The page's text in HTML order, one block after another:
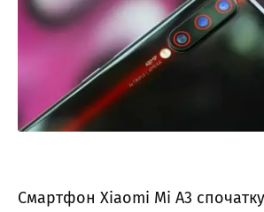
Смартфон Xiaomi Mi A3